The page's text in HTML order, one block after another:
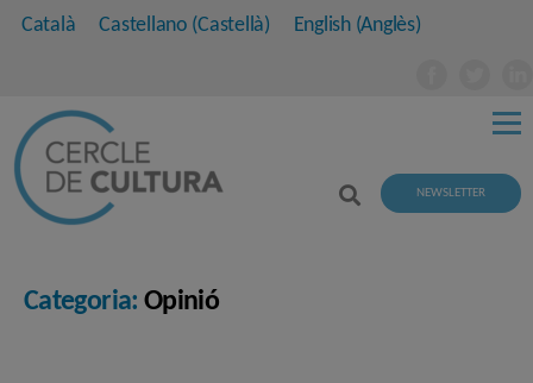
Català Castellano (Castellà) English(Anglès)
NEWSLETTER
Categoria: Opinió